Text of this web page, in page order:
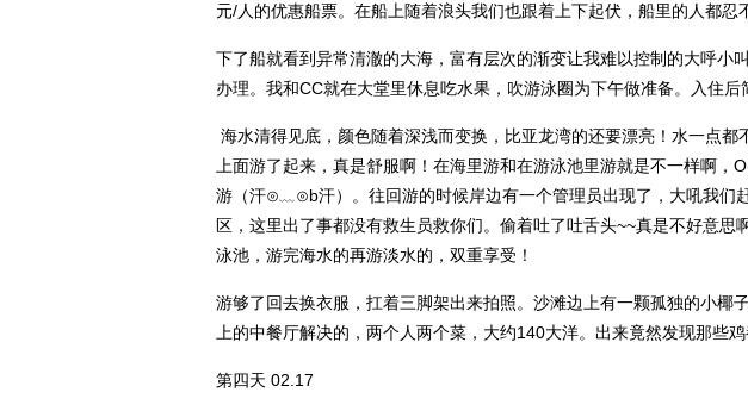
元/人的优惠船票。在船上随着浪头我们也跟着上下起伏，船里的人都忍
下了船就看到异常清澈的大海，富有层次的渐变让我难以控制的大呼
办理。我和CC就在大堂里休息吃水果，吹游泳圈为下午做准备。入住
海水清得见底，颜色随着深浅而变换，比亚龙湾的还要漂亮！水一点
上面游了起来，真是舒服啊！在海里游和在游泳池里游就是不一样啊
游（汗⊙﹏⊙b汗）。往回游的时候岸边有一个管理员出现了，大吼我们
区，这里出了事都没有救生员救你们。偷着吐了吐舌头~~真是不好意
泳池，游完海水的再游淡水的，双重享受！
游够了回去换衣服，扛着三脚架出来拍照。沙滩边上有一颗孤独的小
上的中餐厅解决的，两个人两个菜，大约140大洋。出来竟然发现那些
第四天 02.17